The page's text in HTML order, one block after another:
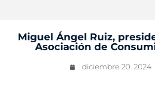
Miguel Ángel Ruiz,
Asociación de
diciembre 20, 2024